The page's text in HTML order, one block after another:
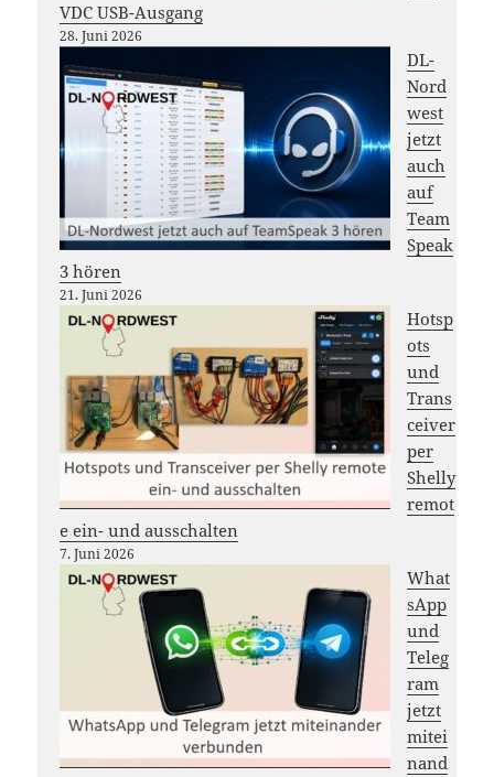
VDC USB-Ausgang
28. Juni 2026
DL-
Nord
west
jetzt
auch
auf
Team
Speak
3 hören
21. Juni 2026
Hotsp
ots
und
Trans
ceiver
per
Shelly
remot
e ein- und ausschalten
7. Juni 2026
What
sApp
und
Teleg
ram
jetzt
mitei
nand